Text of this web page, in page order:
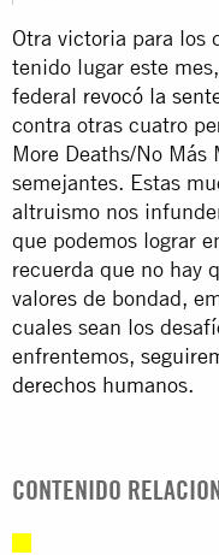
Otra victoria para los
tenido lugar este
federal revocó la
contra otras cuatro
More Deaths/No Más
semejantes. Estas
altruismo nos
que podemos lograr
recuerda que no hay
valores de bondad,
cuales sean los
enfrentemos,
derechos humanos.
CONTENIDO